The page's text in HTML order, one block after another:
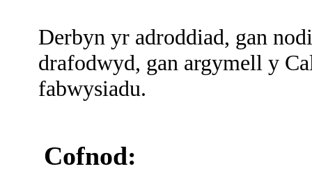
Derbyn yr adroddiad, gan
drafodwyd, gan argymell y
fabwysiadu.
Cofnod: